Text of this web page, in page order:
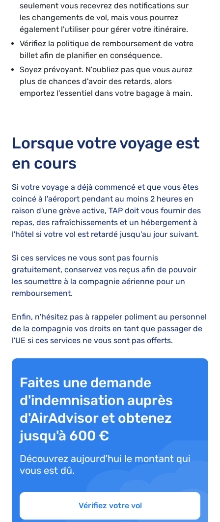
seulement vous recevrez des notifications sur
les changements de vol, mais vous pourrez
également l'utiliser pour gérer votre itinéraire.
Vérifiez la politique de remboursement de votre
billet afin de planifier en conséquence.
Soyez prévoyant. N'oubliez pas que vous aurez
plus de chances d'avoir des retards, alors
emportez l'essentiel dans votre bagage à main.
Lorsque votre voyage est
en cours
Si votre voyage a déjà commencé et que vous êtes
coincé à l'aéroport pendant au moins 2 heures en
raison d'une grève active, TAP doit vous fournir des
repas, des rafraîchissements et un hébergement à
l'hôtel si votre vol est retardé jusqu'au jour suivant.
Si ces services ne vous sont pas fournis
gratuitement, conservez vos reçus afin de pouvoir
les soumettre à la compagnie aérienne pour un
remboursement.
Enfin, n'hésitez pas à rappeler poliment au personnel
de la compagnie vos droits en tant que passager de
l'UE si ces services ne vous sont pas offerts.
Faites une demande
d'indemnisation auprès
d'AirAdvisor et obtenez
jusqu'à 600 €
Découvrez aujourd'hui le montant qui
vous est dû.
Vérifiez votre vol